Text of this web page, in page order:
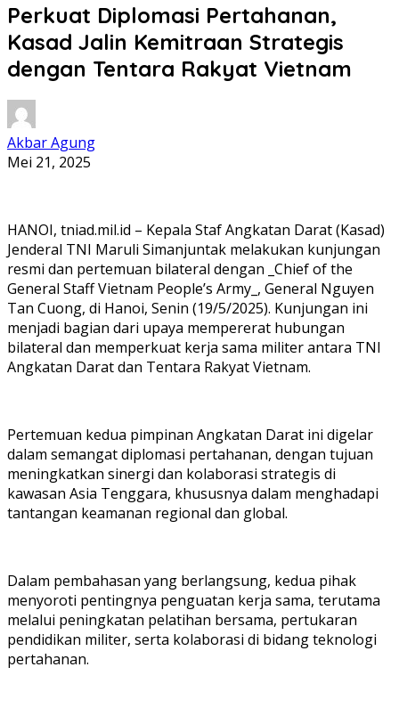
Perkuat Diplomasi Pertahanan,
Kasad Jalin Kemitraan Strategis
dengan Tentara Rakyat Vietnam
Akbar Agung
Mei 21, 2025
HANOI, tniad.mil.id – Kepala Staf Angkatan Darat (Kasad)
Jenderal TNI Maruli Simanjuntak melakukan kunjungan
resmi dan pertemuan bilateral dengan _Chief of the
General Staff Vietnam People’s Army_, General Nguyen
Tan Cuong, di Hanoi, Senin (19/5/2025). Kunjungan ini
menjadi bagian dari upaya mempererat hubungan
bilateral dan memperkuat kerja sama militer antara TNI
Angkatan Darat dan Tentara Rakyat Vietnam.
Pertemuan kedua pimpinan Angkatan Darat ini digelar
dalam semangat diplomasi pertahanan, dengan tujuan
meningkatkan sinergi dan kolaborasi strategis di
kawasan Asia Tenggara, khususnya dalam menghadapi
tantangan keamanan regional dan global.
Dalam pembahasan yang berlangsung, kedua pihak
menyoroti pentingnya penguatan kerja sama, terutama
melalui peningkatan pelatihan bersama, pertukaran
pendidikan militer, serta kolaborasi di bidang teknologi
pertahanan.